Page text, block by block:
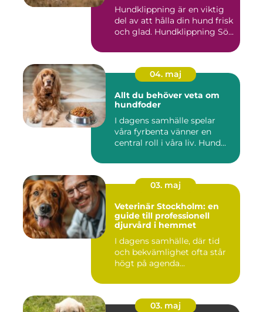
Hundklippning är en viktig
del av att hålla din hund frisk
och glad. Hundklippning Sö...
04. maj
Allt du behöver veta om
hundfoder
I dagens samhälle spelar
våra fyrbenta vänner en
central roll i våra liv. Hund...
03. maj
Veterinär Stockholm: en
guide till professionell
djurvård i hemmet
I dagens samhälle, där tid
och bekvämlighet ofta står
högt på agenda...
03. maj